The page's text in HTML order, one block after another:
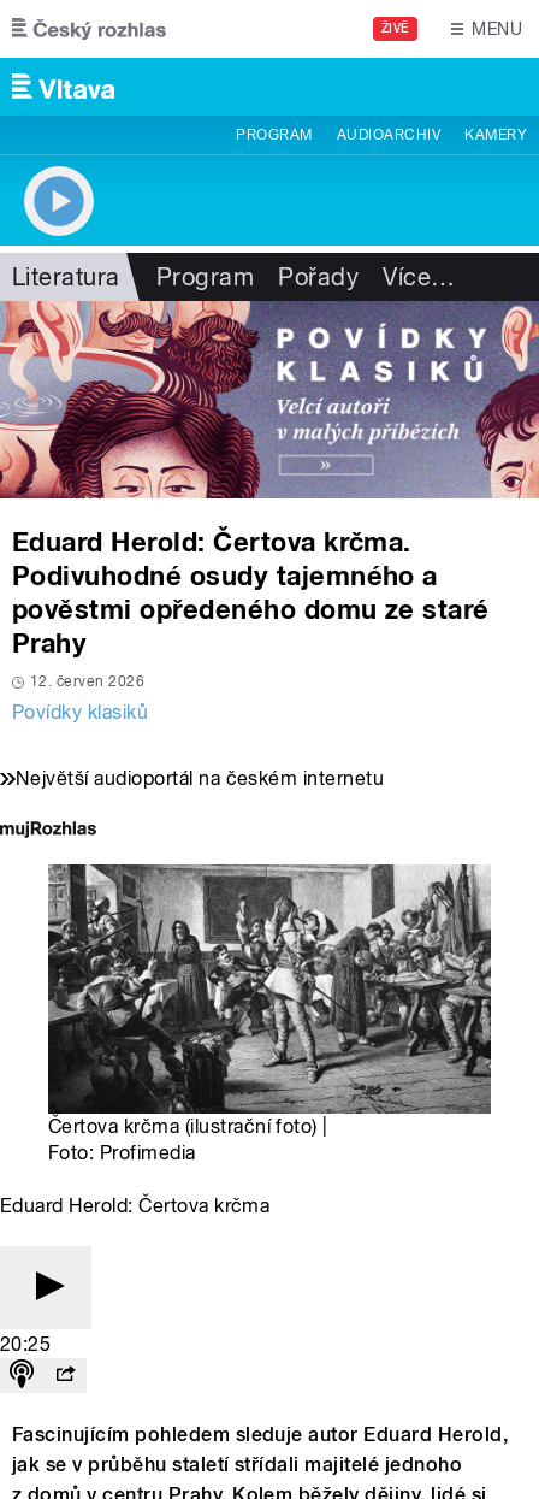
Přejít k hlavnímu obsahu
ŽIVĚ MENU
PROGRAM AUDIOARCHIV KAMERY
Literatura Program Pořady Více…
Eduard Herold: Čertova krčma.
Podivuhodné osudy tajemného a
pověstmi opředeného domu ze staré
Prahy
12. červen 2026
Povídky klasiků
Největší audioportál na českém internetu
Čertova krčma (ilustrační foto) |
Foto: Profimedia
Eduard Herold: Čertova krčma
20:25
Fascinujícím pohledem sleduje autor Eduard Herold,
jak se v průběhu staletí střídali majitelé jednoho